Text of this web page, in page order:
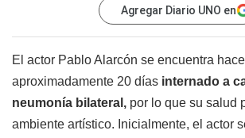
Agregar Diario UNO en
El actor Pablo Alarcón se encuentra hace
aproximadamente 20 días internado a
neumonía bilateral, por lo que su salud
ambiente artístico. Inicialmente, el actor